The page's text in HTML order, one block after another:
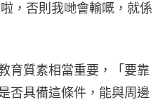
，否則我哋會輸嘅，就係
育質素相當重要，「要靠
否具備這條件，能與周邊